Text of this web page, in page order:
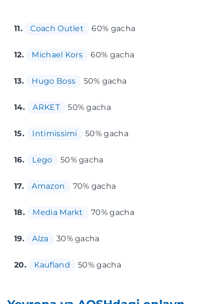
11. Coach Outlet 60% gacha
12. Michael Kors 60% gacha
13. Hugo Boss 50% gacha
14. ARKET 50% gacha
15. Intimissimi 50% gacha
16. Lego 50% gacha
17. Amazon 70% gacha
18. Media Markt 70% gacha
19. Alza 30% gacha
20. Kaufland 50% gacha